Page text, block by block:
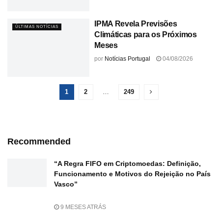
ÚLTIMAS NOTÍCIAS
IPMA Revela Previsões
Climáticas para os Próximos
Meses
por Notícias Portugal 04/08/2026
1 2 … 249
Recommended
“A Regra FIFO em Criptomoedas: Definição,
Funcionamento e Motivos do Rejeição no País
Vasco”
9 MESES ATRÁS